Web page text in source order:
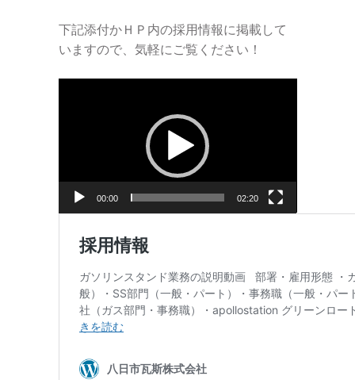
下記添付かＨＰ内の採用情報に掲載して
いますので、気軽にご覧ください！
ヤ
00:00 02:20